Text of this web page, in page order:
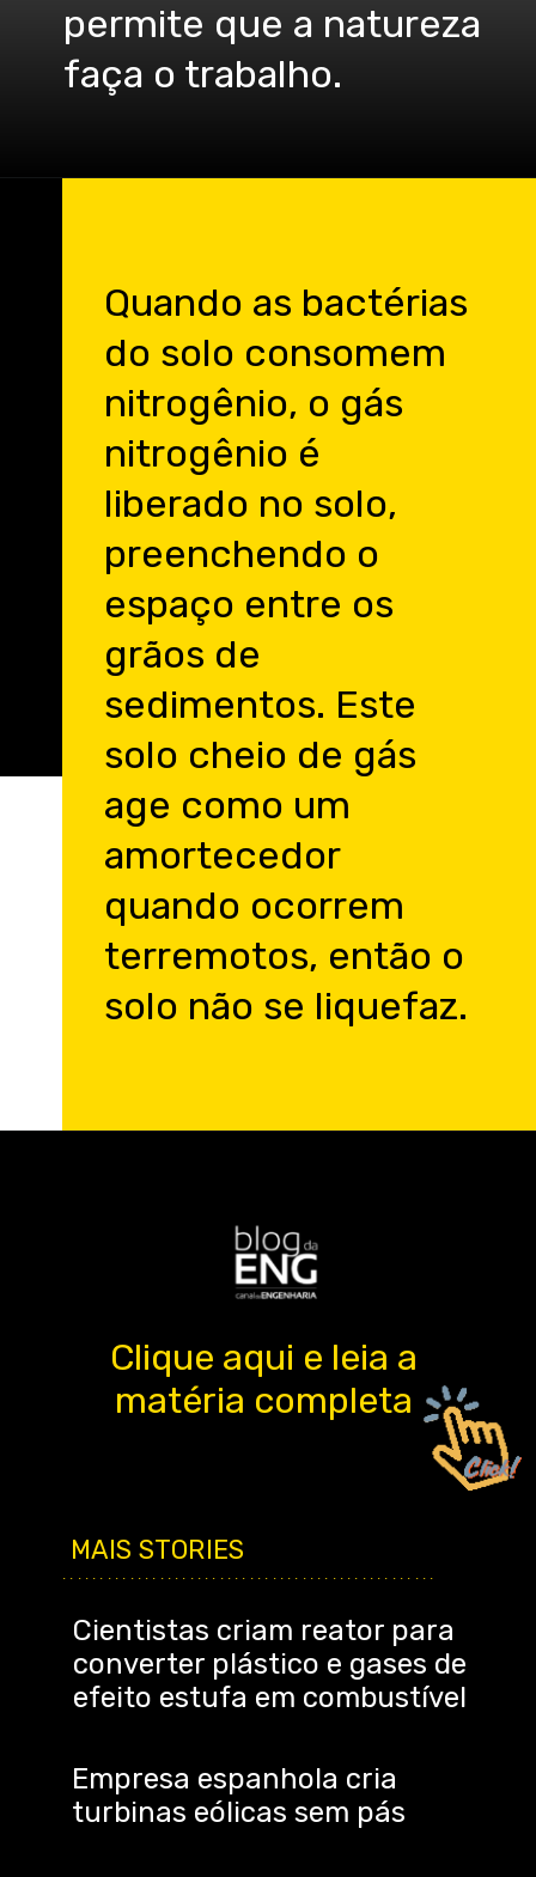
permite que a natureza
faça o trabalho.
Quando as bactérias
do solo consomem
nitrogênio, o gás
nitrogênio é
liberado no solo,
preenchendo o
espaço entre os
grãos de
sedimentos. Este
solo cheio de gás
age como um
amortecedor
quando ocorrem
terremotos, então o
solo não se liquefaz.
Clique aqui e leia a
matéria completa
MAIS STORIES
..................................................
Empresa espanhola cria
turbinas eólicas sem pás
Cientistas criam reator para
converter plástico e gases de
efeito estufa em combustível